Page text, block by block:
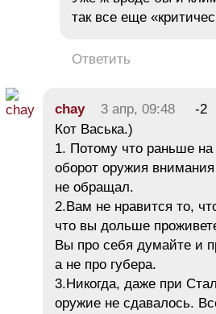
так все еще
Ответить
chay 3 апр, 09:48
-2
Кот Васька.)
1. Потому что раньше
оборот оружия внимания
не обращал.
2.Вам не нравится то,
что вы дольше
Вы про себя думайте и
а не про губера.
3.Никогда, даже при
оружие не сдавалось.